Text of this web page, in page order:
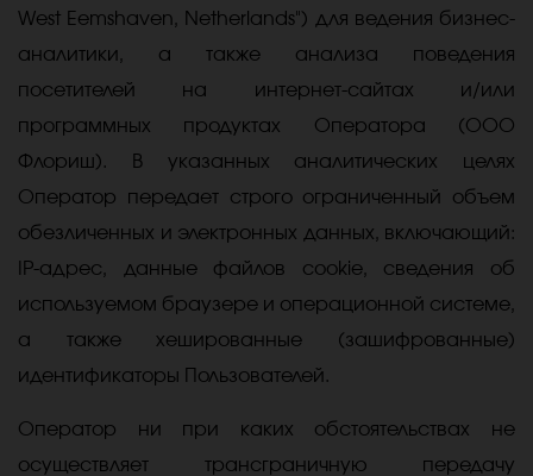
West Eemshaven, Netherlands") для ведения бизнес-
аналитики, а также анализа поведения
посетителей на интернет-сайтах и/или
программных продуктах Оператора (ООО
Флориш). В указанных аналитических целях
Оператор передает строго ограниченный объем
обезличенных и электронных данных, включающий:
IP-адрес, данные файлов cookie, сведения об
используемом браузере и операционной системе,
а также хешированные (зашифрованные)
идентификаторы Пользователей.
Оператор ни при каких обстоятельствах не
осуществляет трансграничную передачу